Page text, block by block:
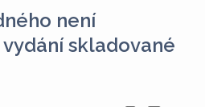
není
skladované